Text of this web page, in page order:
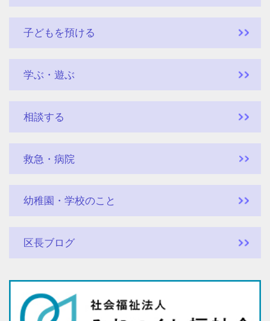
子どもを預ける
学ぶ・遊ぶ
相談する
救急・病院
幼稚園・学校のこと
区長ブログ